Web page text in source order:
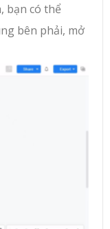
bạn có thể
bên phải, mở